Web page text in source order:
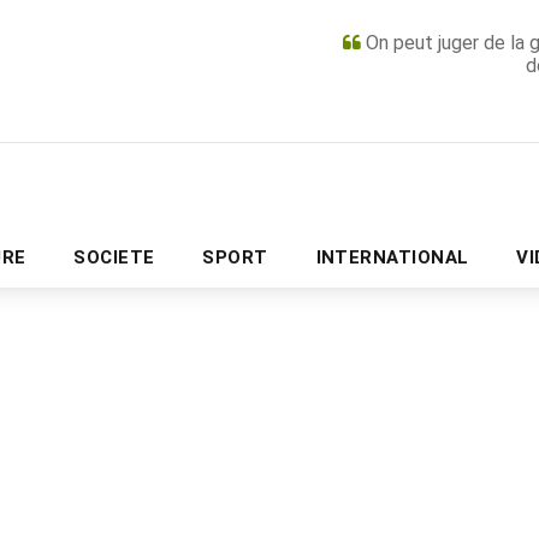
On peut juger de la
SOCIETE SPORT INTERNATIONAL
PUBLICITÉ